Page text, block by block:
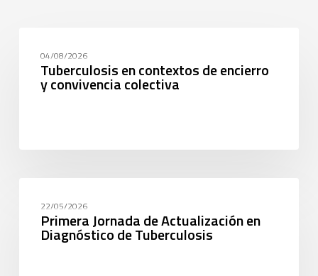
CAPACITACIÓN
04/08/2026
Tuberculosis en contextos de encierro
y convivencia colectiva
CAPACITACIÓN
22/05/2026
Primera Jornada de Actualización en
Diagnóstico de Tuberculosis